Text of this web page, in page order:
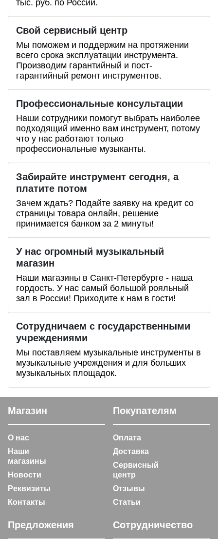
тыс. руб. по России.
Свой сервисный центр
Мы поможем и поддержим на протяжении
всего срока эксплуатации инструмента.
Производим гарантийный и пост-
гарантийный ремонт инструментов.
Профессиональные консультации
Наши сотрудники помогут выбрать наиболее
подходящий именно вам инструмент, потому
что у нас работают только
профессиональные музыканты.
Забирайте инструмент сегодня, а
платите потом
Зачем ждать? Подайте заявку на кредит со
страницы товара онлайн, решение
принимается банком за 2 минуты!
У нас огромный музыкальный
магазин
Наши магазины в Санкт-Петербурге - наша
гордость. У нас самый большой рояльный
зал в России! Приходите к нам в гости!
Сотрудничаем с государственными
учреждениями
Мы поставляем музыкальные инструменты в
музыкальные учреждения и для больших
музыкальных площадок.
Магазин
О нас
Наши
магазины
Новости
Реквизиты
Контакты
Покупателям
Оплата
Доставка
Сервисный
центр
Отзывы
Статьи
Предложения Сотрудничество